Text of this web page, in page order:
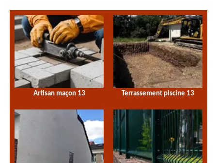
Artisan maçon 13 Terrassement piscine 13